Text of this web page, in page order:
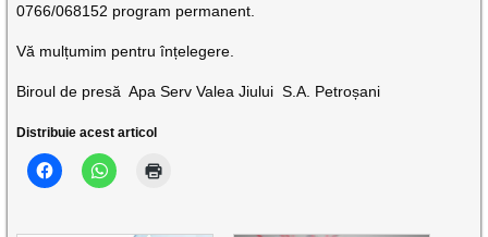
0766/068152 program permanent.
Vă mulțumim pentru înțelegere.
Biroul de presă Apa Serv Valea Jiului S.A. Petroșani
Distribuie acest articol